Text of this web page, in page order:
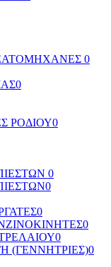
0
0
ΡΟΔΙΟΥ0
0
0
0
0
0
(ΓΕΝΝΗΤΡΙΕΣ)0